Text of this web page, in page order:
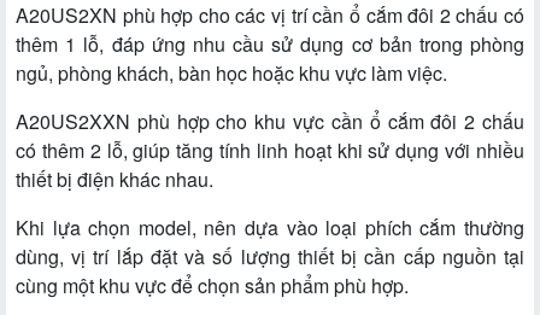
A20US2XN phù hợp cho các vị trí cần ổ cắm đôi 2 chấu có
thêm 1 lỗ, đáp ứng nhu cầu sử dụng cơ bản trong phòng
ngủ, phòng khách, bàn học hoặc khu vực làm việc.
A20US2XXN phù hợp cho khu vực cần ổ cắm đôi 2 chấu
có thêm 2 lỗ, giúp tăng tính linh hoạt khi sử dụng với nhiều
thiết bị điện khác nhau.
Khi lựa chọn model, nên dựa vào loại phích cắm thường
dùng, vị trí lắp đặt và số lượng thiết bị cần cấp nguồn tại
cùng một khu vực để chọn sản phẩm phù hợp.